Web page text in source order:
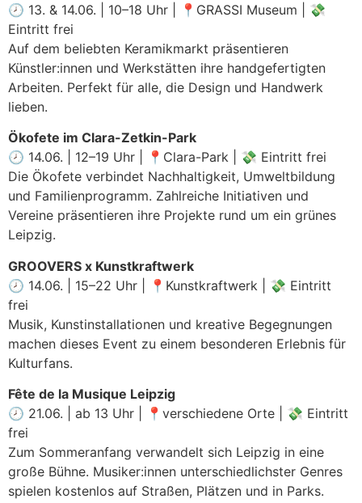
🕗 13. & 14.06. | 10–18 Uhr | 📍GRASSI Museum | 💸
Eintritt frei
Auf dem beliebten Keramikmarkt präsentieren
Künstler:innen und Werkstätten ihre handgefertigten
Arbeiten. Perfekt für alle, die Design und Handwerk
lieben.
Ökofete im Clara-Zetkin-Park
🕗 14.06. | 12–19 Uhr | 📍Clara-Park | 💸 Eintritt frei
Die Ökofete verbindet Nachhaltigkeit, Umweltbildung
und Familienprogramm. Zahlreiche Initiativen und
Vereine präsentieren ihre Projekte rund um ein grünes
Leipzig.
GROOVERS x Kunstkraftwerk
🕗 14.06. | 15–22 Uhr | 📍Kunstkraftwerk | 💸 Eintritt
frei
Musik, Kunstinstallationen und kreative Begegnungen
machen dieses Event zu einem besonderen Erlebnis für
Kulturfans.
Fête de la Musique Leipzig
🕗 21.06. | ab 13 Uhr | 📍verschiedene Orte | 💸 Eintritt
frei
Zum Sommeranfang verwandelt sich Leipzig in eine
große Bühne. Musiker:innen unterschiedlichster Genres
spielen kostenlos auf Straßen, Plätzen und in Parks.